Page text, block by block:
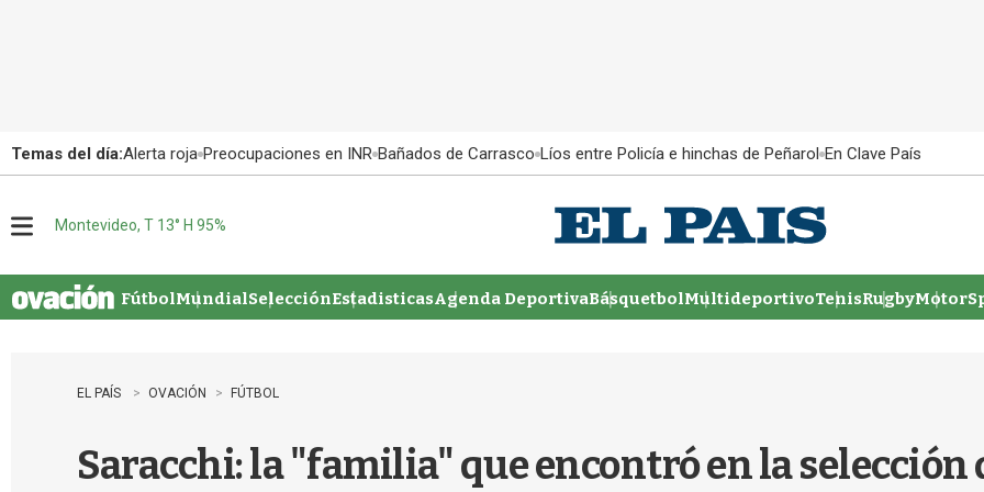
Temas del día:Alerta roja Preocupaciones en INR Bañados de Carrasco Líos entre Policía e hinchas de Peñarol En Clave País
u
Montevideo, T 13° H 95%
FútbolMundialSelecciónEstadisticasAgenda DeportivaBásquetbolMultideportivoTenisRugby
EL PAÍS OVACIÓN FÚTBOL
Saracchi: la "familia" que encontró en la selección